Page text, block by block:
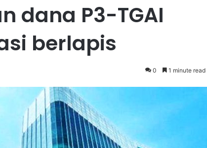
dana P3-TGAI
berlapis
0 1 minute read